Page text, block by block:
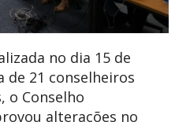
no dia 15 de
de 21 conselheiros
o Conselho
alterações no